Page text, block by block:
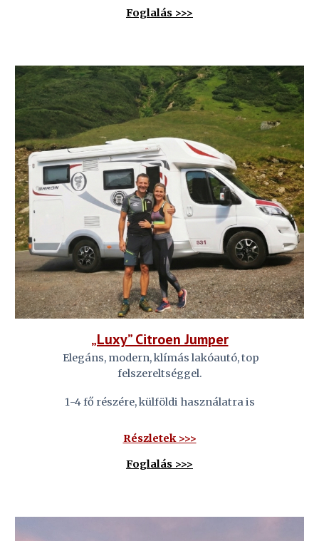
Foglalás >>>
„Luxy” Citroen Jumper
Elegáns, modern, klímás lakóautó, top
felszereltséggel.
1-4 fő részére, külföldi használatra is
Részletek >>>
Foglalás >>>